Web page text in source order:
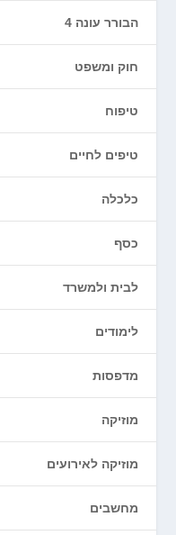
הבורר עונה 4
חוק ומשפט
טיפוח
טיפים לחיים
כלכלה
כסף
לבית ולמשרד
לימודים
מדפסות
מוזיקה
מוזיקה לאירועים
מחשבים